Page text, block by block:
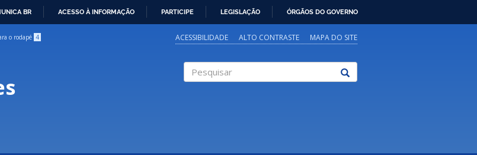
BR ACESSO À INFORMAÇÃO PARTICIPE LEGISLAÇÃO ÓRGÃOS DO GOVERNO
o rodapé 4 ACESSIBILIDADE ALTO CONTRASTE MAPA DO SITE